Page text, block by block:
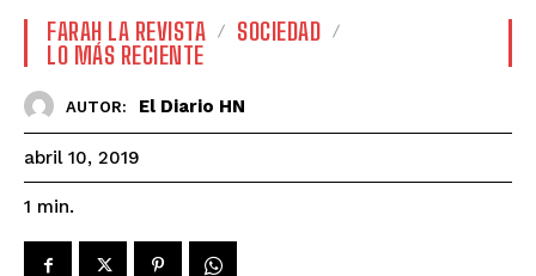
FARAH LA REVISTA
SOCIEDAD
LO MÁS RECIENTE
AUTOR: El Diario HN
abril 10, 2019
1 min.